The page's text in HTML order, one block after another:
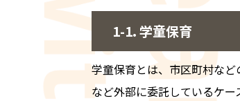
1-1. 学童保育
学童保育とは、市区町村な
など外部に委託しているケー